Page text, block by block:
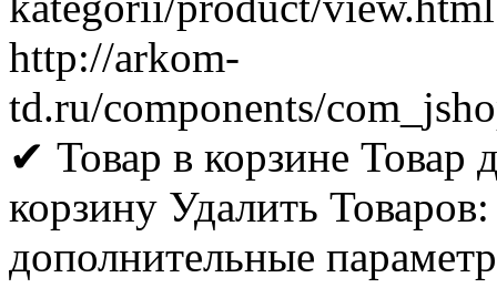
http://arkom-
td.ru/components/
✔ Товар в корзине Товар
корзину Удалить Товаров:
дополнительные